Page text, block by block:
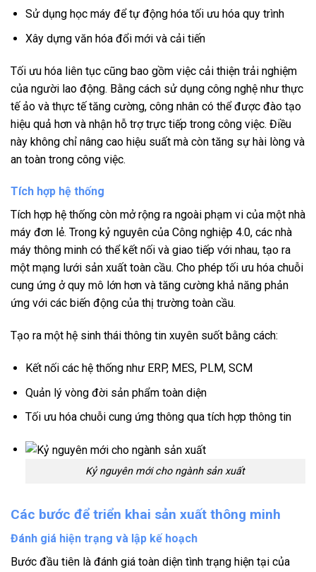
Sử dụng học máy để tự động hóa tối ưu hóa quy trình
Xây dựng văn hóa đổi mới và cải tiến
Tối ưu hóa liên tục cũng bao gồm việc cải thiện trải nghiệm
của người lao động. Bằng cách sử dụng công nghệ như thực
tế ảo và thực tế tăng cường, công nhân có thể được đào tạo
hiệu quả hơn và nhận hỗ trợ trực tiếp trong công việc. Điều
này không chỉ nâng cao hiệu suất mà còn tăng sự hài lòng và
an toàn trong công việc.
Tích hợp hệ thống
Tích hợp hệ thống còn mở rộng ra ngoài phạm vi của một nhà
máy đơn lẻ. Trong kỷ nguyên của Công nghiệp 4.0, các nhà
máy thông minh có thể kết nối và giao tiếp với nhau, tạo ra
một mạng lưới sản xuất toàn cầu. Cho phép tối ưu hóa chuỗi
cung ứng ở quy mô lớn hơn và tăng cường khả năng phản
ứng với các biến động của thị trường toàn cầu.
Tạo ra một hệ sinh thái thông tin xuyên suốt bằng cách:
Kết nối các hệ thống như ERP, MES, PLM, SCM
Quản lý vòng đời sản phẩm toàn diện
Tối ưu hóa chuỗi cung ứng thông qua tích hợp thông tin
Kỷ nguyên mới cho ngành sản xuất
Các bước để triển khai sản xuất thông minh
Đánh giá hiện trạng và lập kế hoạch
Bước đầu tiên là đánh giá toàn diện tình trạng hiện tại của